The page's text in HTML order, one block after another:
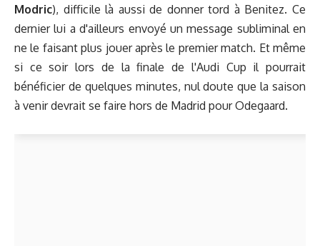
Modric), difficile là aussi de donner tord à Benitez. Ce
dernier lui a d'ailleurs envoyé un message subliminal en
ne le faisant plus jouer après le premier match. Et même
si ce soir lors de la finale de l'Audi Cup il pourrait
bénéficier de quelques minutes, nul doute que la saison
à venir devrait se faire hors de Madrid pour Odegaard.